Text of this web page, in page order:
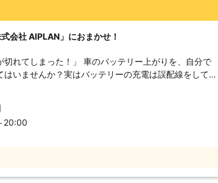
だければ最短時間で復旧でき、嫌な気分も最小限に抑え
らな
でお問合せくださいませ。
会社 AIPLAN」におまかせ！
」 車のバッテリー上がりを、自分で
はいませんか？実はバッテリーの充電は誤配線をしてし
発してしまう危険があるのです。もしバッテリーが上が
全に素早く復旧させるためにも「株式会社 AIPLAN」に
てしまったら、放置しても車は自然に動き出すことはあ
ます。 また、エンジンを長い間稼働し
20:00